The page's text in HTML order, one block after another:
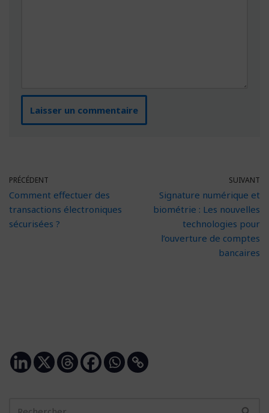
PRÉCÉDENT
Comment effectuer des
transactions électroniques
sécurisées ?
SUIVANT
Signature numérique et
biométrie : Les nouvelles
technologies pour
l’ouverture de comptes
bancaires